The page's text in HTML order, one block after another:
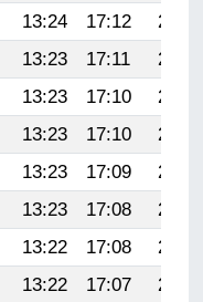
13:24 17:12
20:18
13:23 17:11
20:17
13:23 17:10
20:15
13:23 17:10
20:14
13:23 17:09
20:12
13:23 17:08
20:11
13:22 17:08
20:09
13:22 17:07
20:08